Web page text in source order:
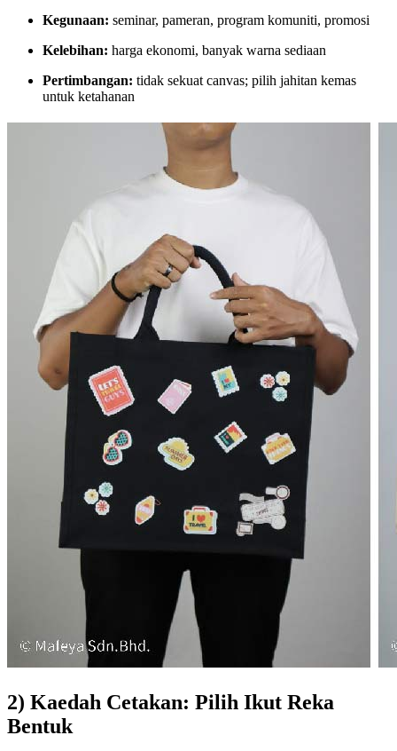
Kegunaan: seminar, pameran, program komuniti, promosi
Kelebihan: harga ekonomi, banyak warna sediaan
Pertimbangan: tidak sekuat canvas; pilih jahitan kemas
untuk ketahanan
2) Kaedah Cetakan: Pilih Ikut Reka
Bentuk